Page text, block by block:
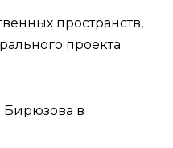
пространств,
проекта
Бирюзова в